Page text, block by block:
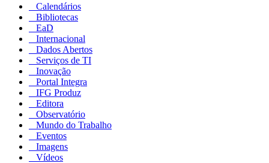
Calendários
Bibliotecas
EaD
Internacional
Dados Abertos
Serviços de TI
Inovação
Portal Integra
IFG Produz
Editora
Observatório
Mundo do Trabalho
Eventos
Imagens
Vídeos